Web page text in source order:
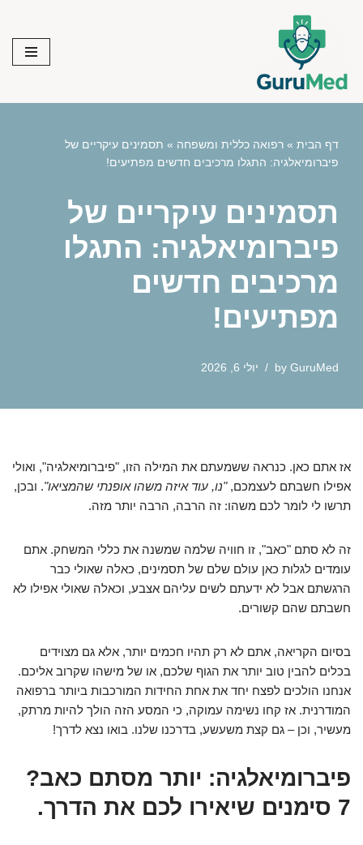
content
דף הבית » רפואה כללית ומשפחה » תסמינים עיקריים של
פיברומיאלגיה: התגלו מרכיבים חדשים מפתיעים!
תסמינים עיקריים של
פיברומיאלגיה: התגלו
מרכיבים חדשים
מפתיעים!
by GuruMed יולי 6, 2026
אז אתם כאן. כנראה ששמעתם את המילה הזו, "פיברומיאלגיה", ואולי
אפילו חשבתם לעצמכם,"נו, עוד איזה משהו אופנתי שהמציאו". ובכן,
תרשו לי לומר לכם משהו: זה הרבה, הרבה יותר מזה.
זה לא סתם "כאב", זו חוויה שלמה שמשנה את כללי המשחק. אתם
עומדים לגלות כאן עולם שלם של תסמינים, כאלה שאולי כבר
הרגשתם אבל לא ידעתם לשים עליהם אצבע, וכאלה שאולי אפילו לא
חשבתם שהם קשורים.
בסיום הקריאה, אתם לא רק תהיו חכמים יותר, אלא גם מצוידים
בכלים להבין טוב יותר את הגוף שלכם, או של מישהו שקרוב אליכם.
אנחנו הולכים לפצח יחד את אחת החידות המורכבות ביותר ברפואה
המודרנית. אז קחו נשימה עמוקה, כי המסע הזה הולך להיות מרתק,
מעשיר, וכן – גם קצת משעשע, בדרכנו שלנו. בואו נצא לדרך!
פיברומיאלגיה: יותר מסתם כאב?
7 סימנים שיאירו לכם את הדרך.